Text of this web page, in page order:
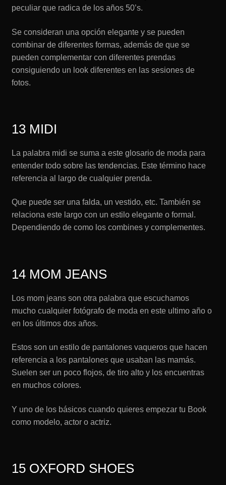
peculiar que radica de los años 50’s.
Se consideran una opción elegante y se pueden
combinar de diferentes formas, además de que se
pueden complementar con diferentes prendas
consiguiendo un look diferentes en las sesiones de
fotos.
13 MIDI
La palabra midi se suma a este glosario de moda para
entender todo sobre las tendencias. Este término hace
referencia al largo de cualquier prenda.
Que puede ser una falda, un vestido, etc. También se
relaciona este largo con un estilo elegante o formal.
Dependiendo de como los combines y complementes.
14 MOM JEANS
Los mom jeans son otra palabra que escuchamos
mucho cualquier fotógrafo de moda en este ultimo año o
en los últimos dos años.
Estos son un estilo de pantalones vaqueros que hacen
referencia a los pantalones que usaban las mamás.
Suelen ser un poco flojos, de tiro alto y los encuentras
en muchos colores.
Y uno de los básicos cuando quieres empezar tu Book
como modelo, actor o actriz.
15 OXFORD SHOES